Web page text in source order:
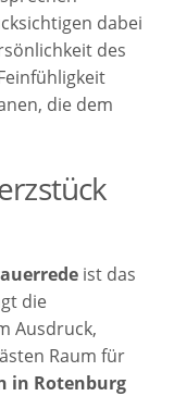
dabei
des
die dem
ist das
die
Ausdruck,
Raum für
in Rotenburg